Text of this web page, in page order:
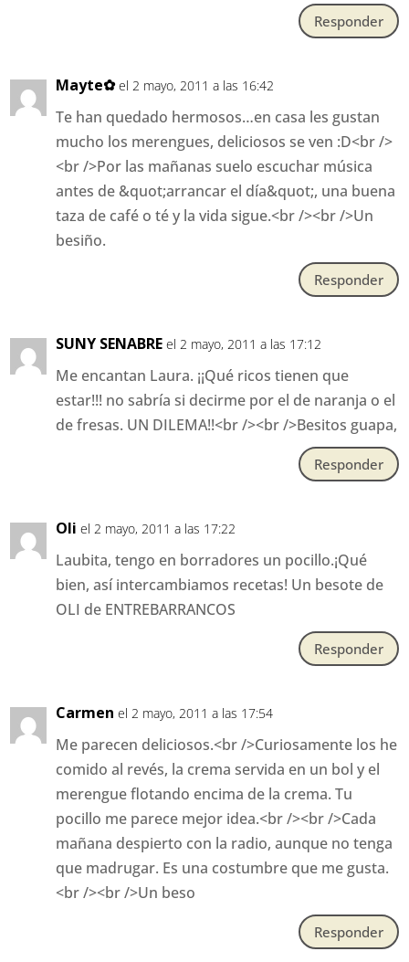
Responder
Mayte✿ el 2 mayo, 2011 a las 16:42
Te han quedado hermosos…en casa les gustan
mucho los merengues, deliciosos se ven :D<br />
<br />Por las mañanas suelo escuchar música
antes de &quot;arrancar el día&quot;, una buena
taza de café o té y la vida sigue.<br /><br />Un
besiño.
Responder
SUNY SENABRE el 2 mayo, 2011 a las 17:12
Me encantan Laura. ¡¡Qué ricos tienen que
estar!!! no sabría si decirme por el de naranja o el
de fresas. UN DILEMA!!<br /><br />Besitos guapa,
Responder
Oli el 2 mayo, 2011 a las 17:22
Laubita, tengo en borradores un pocillo.¡Qué
bien, así intercambiamos recetas! Un besote de
OLI de ENTREBARRANCOS
Responder
Carmen el 2 mayo, 2011 a las 17:54
Me parecen deliciosos.<br />Curiosamente los he
comido al revés, la crema servida en un bol y el
merengue flotando encima de la crema. Tu
pocillo me parece mejor idea.<br /><br />Cada
mañana despierto con la radio, aunque no tenga
que madrugar. Es una costumbre que me gusta.
<br /><br />Un beso
Responder